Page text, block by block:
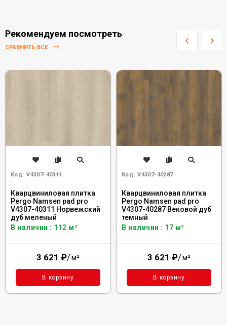
Рекомендуем посмотреть
СРАВНИТЬ ВСЕ
Код: V4307-40311
Кварцвиниловая плитка
Pergo Namsen pad pro
V4307-40311 Норвежский
дуб меленый
В наличии : 112 м²
3 621 ₽/м²
В корзину
Код: V4307-40287
Кварцвиниловая плитка
Pergo Namsen pad pro
V4307-40287 Вековой дуб
темный
В наличии : 17 м²
3 621 ₽/м²
В корзину